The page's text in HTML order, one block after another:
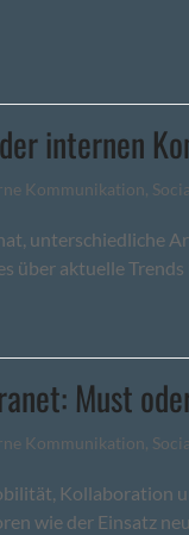
internen
Kommunikation,
unterschiedliche
über aktuelle
Must
Kommunikation,
Kollaboration
wie der Einsatz